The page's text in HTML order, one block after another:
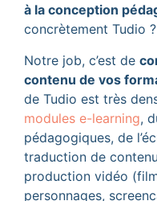
à la conception
concrètement Tudio ?
Notre job, c’est de
contenu de vos
de Tudio est très
modules e-learning,
pédagogiques, de
traduction de
production vidéo
personnages,